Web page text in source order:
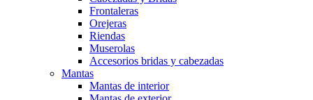
Frontaleras
Orejeras
Riendas
Muserolas
Accesorios bridas y cabezadas
Mantas
Mantas de interior